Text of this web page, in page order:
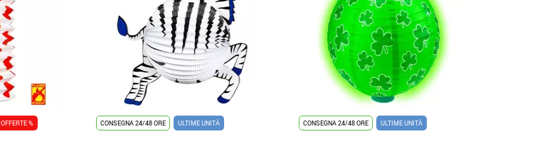
OFFERTE % CONSEGNA 24/48 ORE ULTIME UNITÀ CONSEGNA 24/48 ORE ULTIME UNITÀ